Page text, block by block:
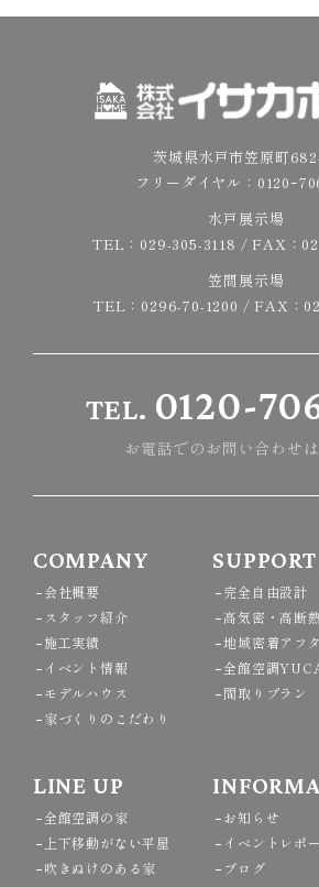
茨城県水戸市笠原町
フリーダイヤル： 0120ｰ
水戸展示場
TEL： 029-305-3118 / FAX：
笠間展示場
TEL： 0296-70-1200 / FAX：
TEL. 0120-
お電話でのお問い合わせ
COMPANY
会社概要
スタッフ紹介
施工実績
イベント情報
モデルハウス
家づくりのこだわり
SUPPORT
完全自由設計
高気密・高断
地域密着アフ
全館空調
間取りプラン
LINE UP
全館空調の家
上下移動がない平屋
吹きぬけのある家
お知らせ
イベントレポ
ブログ